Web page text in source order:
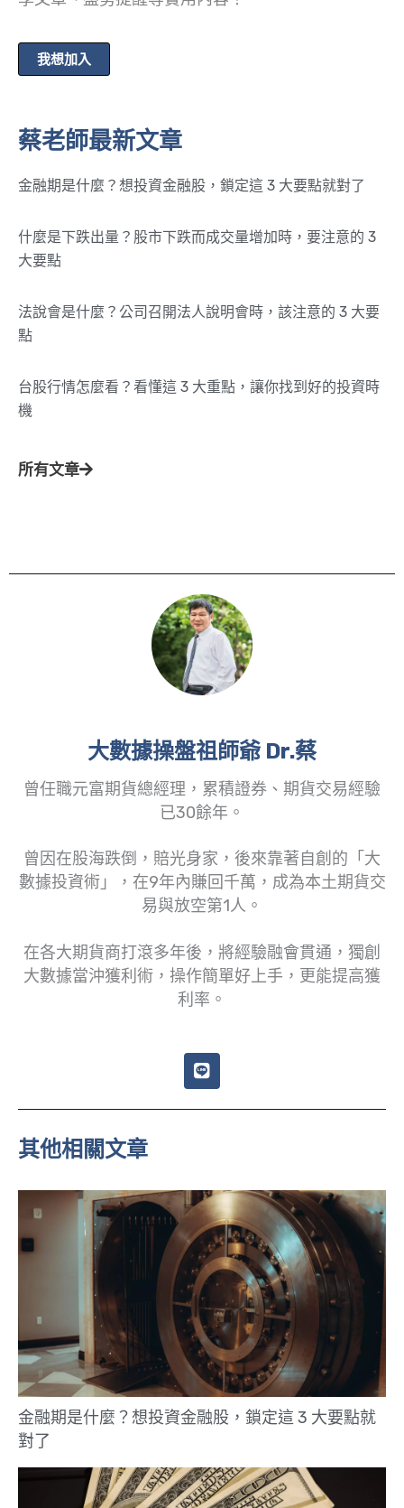
我想加入
蔡老師最新文章
金融期是什麼？想投資金融股，鎖定這 3 大要點就對了
什麼是下跌出量？股市下跌而成交量增加時，要注意的 3
大要點
法說會是什麼？公司召開法人說明會時，該注意的 3 大要
點
台股行情怎麼看？看懂這 3 大重點，讓你找到好的投資時
機
所有文章
大數據操盤祖師爺 Dr.蔡
曾任職元富期貨總經理，累積證券、期貨交易經驗
已30餘年。
曾因在股海跌倒，賠光身家，後來靠著自創的「大
數據投資術」，在9年內賺回千萬，成為本土期貨交
易與放空第1人。
在各大期貨商打滾多年後，將經驗融會貫通，獨創
大數據當沖獲利術，操作簡單好上手，更能提高獲
利率。
L
i
e
其他相關文章
金融期是什麼？想投資金融股，鎖定這 3 大要點就
對了